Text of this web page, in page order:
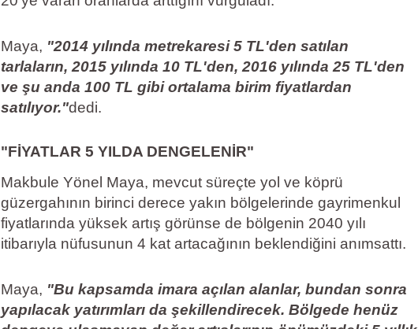
Maya, "2014 yılında metrekaresi 5 TL'den satılan
tarlaların, 2015 yılında 10 TL'den, 2016 yılında 25 TL'den
ve şu anda 100 TL gibi ortalama birim fiyatlardan
satılıyor."dedi.
"FİYATLAR 5 YILDA DENGELENİR"
Makbule Yönel Maya, mevcut süreçte yol ve köprü
güzergahının birinci derece yakın bölgelerinde gayrimenkul
fiyatlarında yüksek artış görünse de bölgenin 2040 yılı
itibarıyla nüfusunun 4 kat artacağının beklendiğini anımsattı.
Maya, "Bu kapsamda imara açılan alanlar, bundan sonra
yapılacak yatırımları da şekillendirecek. Bölgede henüz